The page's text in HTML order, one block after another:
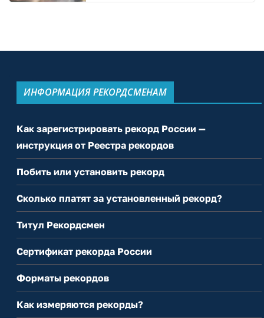
ИНФОРМАЦИЯ РЕКОРДСМЕНАМ
Как зарегистрировать рекорд России —
инструкция от Реестра рекордов
Побить или установить рекорд
Сколько платят за установленный рекорд?
Титул Рекордсмен
Сертификат рекорда России
Форматы рекордов
Как измеряются рекорды?